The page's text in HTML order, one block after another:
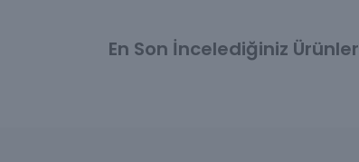
En Son İncelediğiniz Ürünler